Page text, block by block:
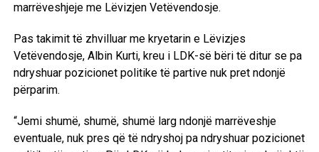
marrëveshjeje me Lëvizjen Vetëvendosje.
Pas takimit të zhvilluar me kryetarin e Lëvizjes
Vetëvendosje, Albin Kurti, kreu i LDK-së bëri të ditur se pa
ndryshuar pozicionet politike të partive nuk pret ndonjë
përparim.
“Jemi shumë, shumë, shumë larg ndonjë marrëveshje
eventuale, nuk pres që të ndryshoj pa ndryshuar pozicionet